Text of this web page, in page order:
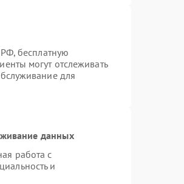
бесплатную
могут отслеживать
для
данных
работа с
и